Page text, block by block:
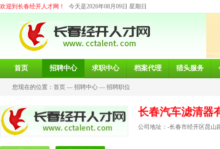
欢迎到长春经开人才网！ 今天是2026年08月09日 星期日
首页 招聘中心 求职中心 档案代理 猎头服务
您现在的位置： 首页 — 招聘中心 — 招聘职位
长春汽车滤清器
公司地址：-长春市经开区昆山